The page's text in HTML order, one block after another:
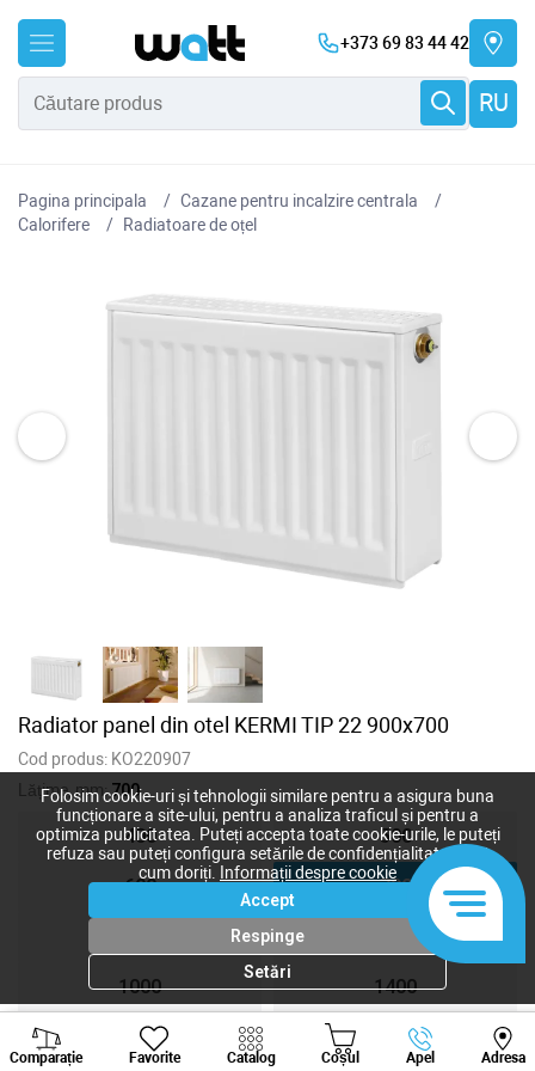
+373 69 83 44 42
RU
Pagina principala
Cazane pentru incalzire centrala
Сalorifere
Radiatoare de oțel
Radiator panel din otel KERMI TIP 22 900x700
Cod produs: KO220907
Lățime, mm:700
400 500
600 700
900
1000 1400
Comparație Favorite Catalog Coșul Apel Adresa
Viber Whatsapp
Folosim cookie-uri și tehnologii similare pentru a asigura buna
funcționare a site-ului, pentru a analiza traficul și pentru a
optimiza publicitatea. Puteți accepta toate cookie-urile, le puteți
refuza sau puteți configura setările de confidențialitate după
cum doriți.
Informații despre cookie
Accept
Respinge
Setări